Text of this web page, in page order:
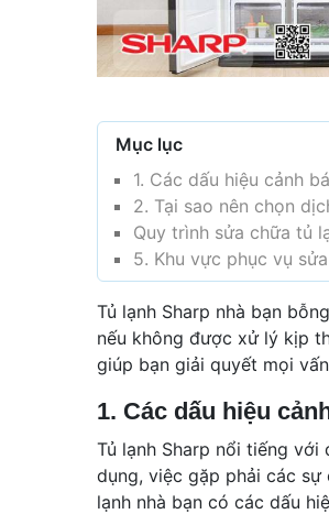
Mục lục
1. Các dấu hiệu cảnh
2. Tại sao nên chọn
Quy trình sửa chữa tủ
5. Khu vực phục vụ
Tủ lạnh Sharp nhà bạn
nếu không được xử lý kịp
giúp bạn giải quyết mọi
1. Các dấu hiệu
Tủ lạnh Sharp nổi tiếng
dụng, việc gặp phải các
lạnh nhà bạn có các dấu